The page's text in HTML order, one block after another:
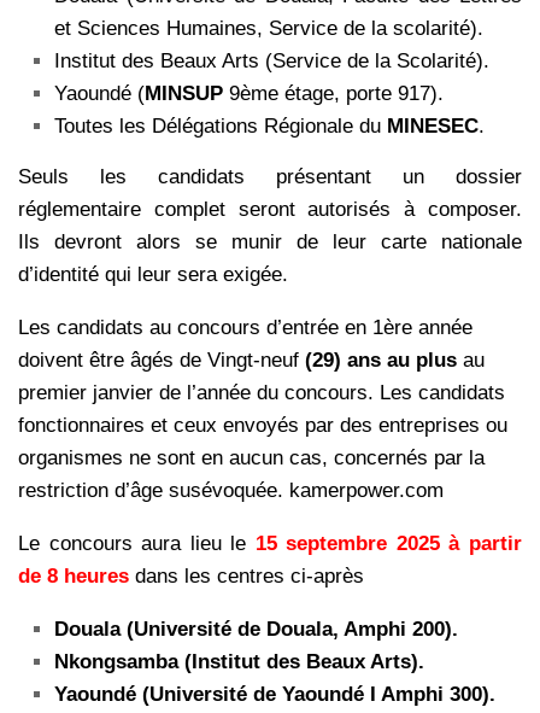
et Sciences Humaines, Service de la scolarité).
Institut des Beaux Arts (Service de la Scolarité).
Yaoundé (MINSUP 9ème étage, porte 917).
Toutes les Délégations Régionale du MINESEC.
Seuls les candidats présentant un dossier
réglementaire complet seront autorisés à composer.
Ils devront alors se munir de leur carte nationale
d’identité qui leur sera exigée.
Les candidats au concours d’entrée en 1ère année
doivent être âgés de Vingt-neuf (29) ans au plus au
premier janvier de l’année du concours. Les candidats
fonctionnaires et ceux envoyés par des entreprises ou
organismes ne sont en aucun cas, concernés par la
restriction d’âge susévoquée. kamerpower.com
Le concours aura lieu le 15 septembre 2025 à partir
de 8 heures dans les centres ci-après
Douala (Université de Douala, Amphi 200).
Nkongsamba (Institut des Beaux Arts).
Yaoundé (Université de Yaoundé I Amphi 300).